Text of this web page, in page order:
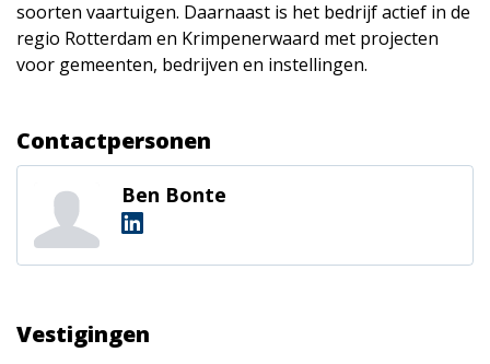
soorten vaartuigen. Daarnaast is het bedrijf actief in de
regio Rotterdam en Krimpenerwaard met projecten
voor gemeenten, bedrijven en instellingen.
Contactpersonen
Ben Bonte
Vestigingen